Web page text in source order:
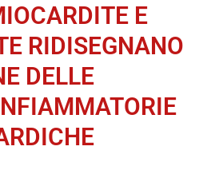
E
RIDISEGNANO
DELLE